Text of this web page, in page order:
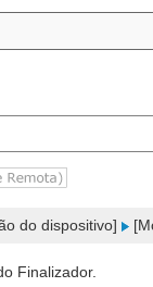
do dispositivo]
Finalizador.